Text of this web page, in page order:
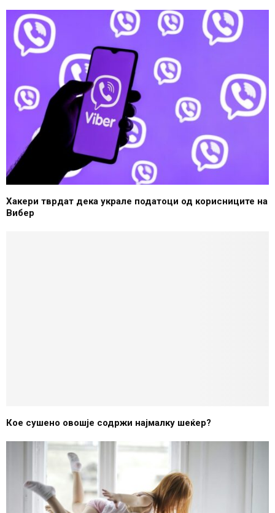
Хакери тврдат дека украле податоци од корисниците на
Вибер
Кое сушено овошје содржи најмалку шеќер?